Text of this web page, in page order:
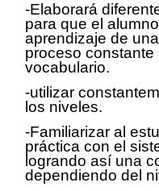
-Elaborará
para que el alumno
aprendizaje de
proceso
vocabulario.
-utilizar
los niveles.
-Familiarizar al
prácticacon el
logrando así una
dependiendo del